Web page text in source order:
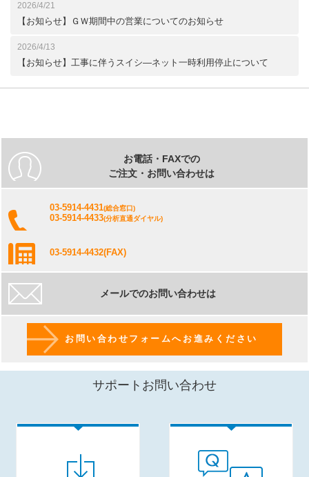
2026/4/21
【お知らせ】ＧＷ期間中の営業についてのお知らせ
2026/4/13
【お知らせ】工事に伴うスイシ―ネット一時利用停止について
お電話・FAXでの
ご注文・お問い合わせは
03-5914-4431(総合窓口)
03-5914-4433(分析直通ダイヤル)
03-5914-4432(FAX)
メールでのお問い合わせは
お問い合わせフォームへお進みください
サポートお問い合わせ